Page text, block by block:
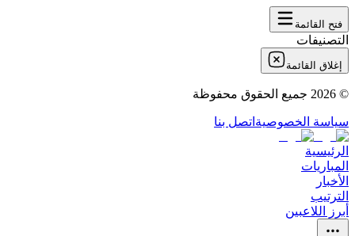
فتح القائمة
التصنيفات
إغلاق القائمة
©
2026 جميع الحقوق محفوظة
سياسة الخصوصية اتصل بنا
الرئيسية
المباريات
الأخبار
الترتيب
أبرز اللاعبين